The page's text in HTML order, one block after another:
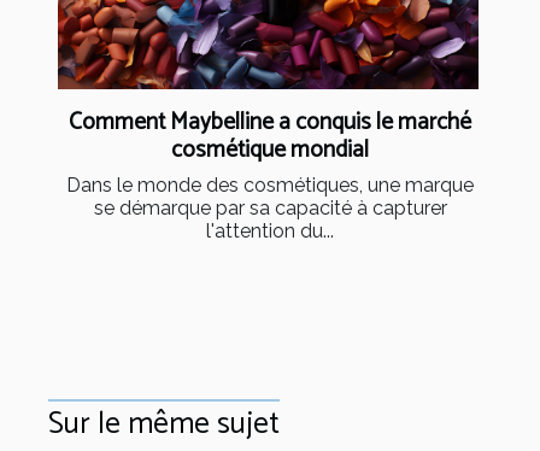
Comment Maybelline a conquis le marché
cosmétique mondial
Dans le monde des cosmétiques, une marque
se démarque par sa capacité à capturer
l'attention du...
Sur le même sujet